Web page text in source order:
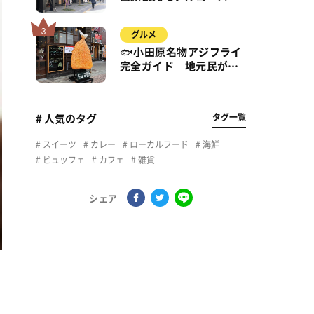
満喫
グルメ
🐟小田原名物アジフライ
完全ガイド｜地元民が通
# 人気のタグ タグ一覧
スイーツ カレー ローカルフード
海鮮
ビュッフェ
カフェ 雑貨
シェア